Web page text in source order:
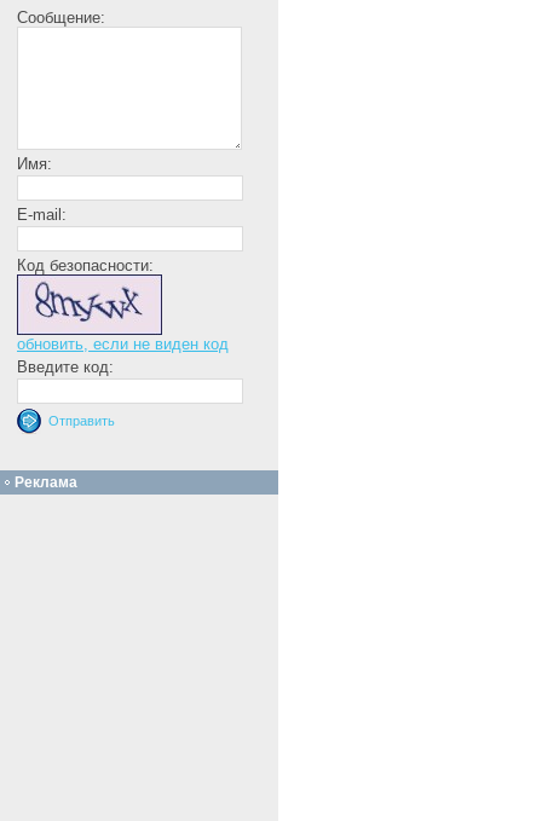
Сообщение:
Имя:
E-mail:
Код безопасности:
обновить, если не виден код
Введите код:
Реклама